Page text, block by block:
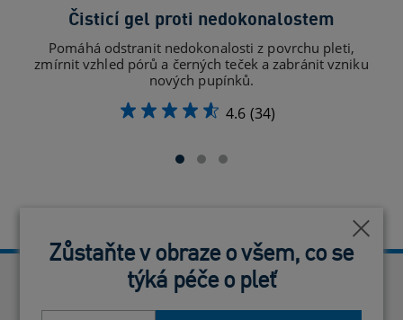
Čisticí gel proti nedokonalostem
Pomáhá odstranit nedokonalosti z povrchu pleti,
zmírnit vzhled pórů a černých teček a zabránit vzniku
nových pupínků.
4.6 (34)
Blízko
Zůstaňte v obraze o všem, co se
týká péče o pleť
Blízko
Zůstaňte v obraze o všem, co se
týká péče o pleť